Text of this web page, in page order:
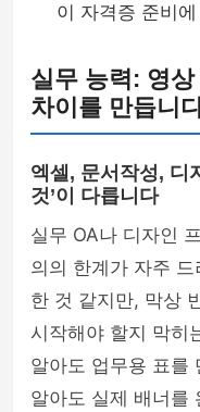
이 자격증 준비
실무 능력: 영상
차이를 만듭니
엑셀, 문서작성, 디
것’이 다릅니다
실무 OA나 디자인
의의 한계가 자주
한 것 같지만, 막상
시작해야 할지 막히
알아도 업무용 표를
알아도 실제 배너를